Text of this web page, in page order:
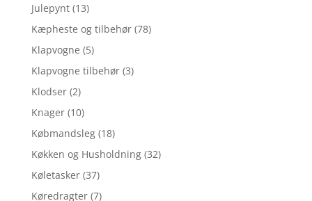
Julepynt (13)
Kæpheste og tilbehør (78)
Klapvogne (5)
Klapvogne tilbehør (3)
Klodser (2)
Knager (10)
Købmandsleg (18)
Køkken og Husholdning (32)
Køletasker (37)
Køredragter (7)